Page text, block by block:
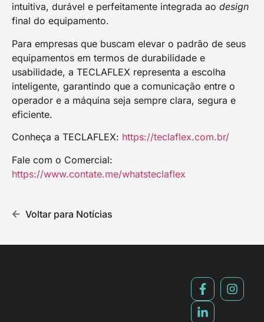
intuitiva, durável e perfeitamente integrada ao design
final do equipamento.
Para empresas que buscam elevar o padrão de seus
equipamentos em termos de durabilidade e
usabilidade, a TECLAFLEX representa a escolha
inteligente, garantindo que a comunicação entre o
operador e a máquina seja sempre clara, segura e
eficiente.
Conheça a TECLAFLEX: https://teclaflex.com.br/
Fale com o Comercial:
https://www.contate.me/whatsteclaflex
Voltar para Notícias